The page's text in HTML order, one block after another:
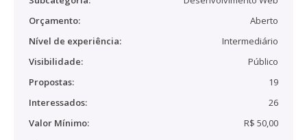
Orçamento:
Aberto
Nível de experiência:
Intermediário
Visibilidade:
Público
Propostas:
19
Interessados:
26
Valor Mínimo:
R$ 50,00